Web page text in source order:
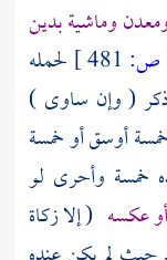
وماشية بدين
ص:
لحمله
( وإن ساوى )
أوسق أو خمسة
خمسة وأحرى لو
عكسه ( إلا زكاة